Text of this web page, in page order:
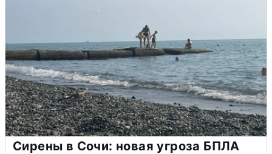
Сирены в Сочи: новая угроза БПЛА